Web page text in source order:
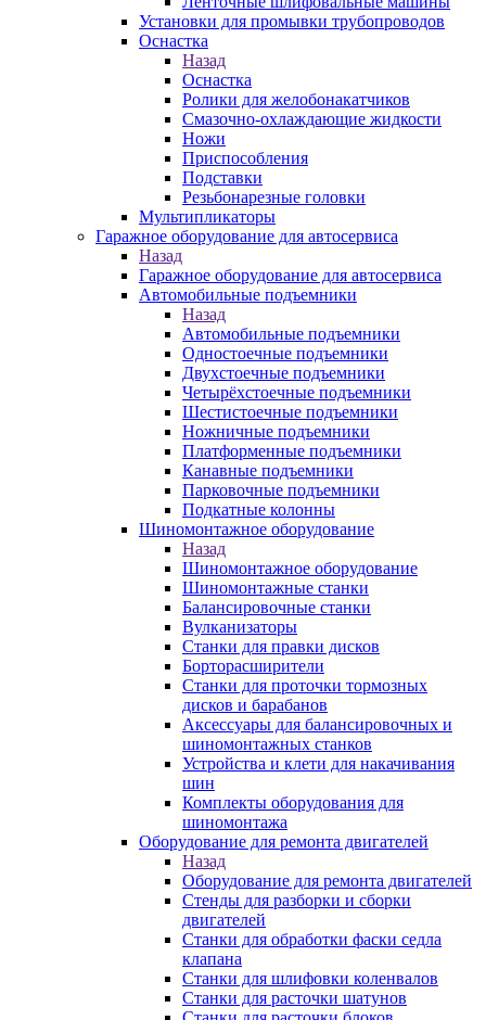
Установки для промывки трубопроводов
Оснастка
Назад
Оснастка
Ролики для желобонакатчиков
Смазочно-охлаждающие жидкости
Ножи
Приспособления
Подставки
Резьбонарезные головки
Мультипликаторы
Гаражное оборудование для автосервиса
Назад
Гаражное оборудование для автосервиса
Автомобильные подъемники
Назад
Автомобильные подъемники
Одностоечные подъемники
Двухстоечные подъемники
Четырёхстоечные подъемники
Шестистоечные подъемники
Ножничные подъемники
Платформенные подъемники
Канавные подъемники
Парковочные подъемники
Подкатные колонны
Шиномонтажное оборудование
Назад
Шиномонтажное оборудование
Шиномонтажные станки
Балансировочные станки
Вулканизаторы
Станки для правки дисков
Борторасширители
Станки для проточки тормозных
дисков и барабанов
Аксессуары для балансировочных и
шиномонтажных станков
Устройства и клети для накачивания
шин
Комплекты оборудования для
шиномонтажа
Оборудование для ремонта двигателей
Назад
Оборудование для ремонта двигателей
Стенды для разборки и сборки
двигателей
Станки для обработки фаски седла
клапана
Станки для шлифовки коленвалов
Станки для расточки шатунов